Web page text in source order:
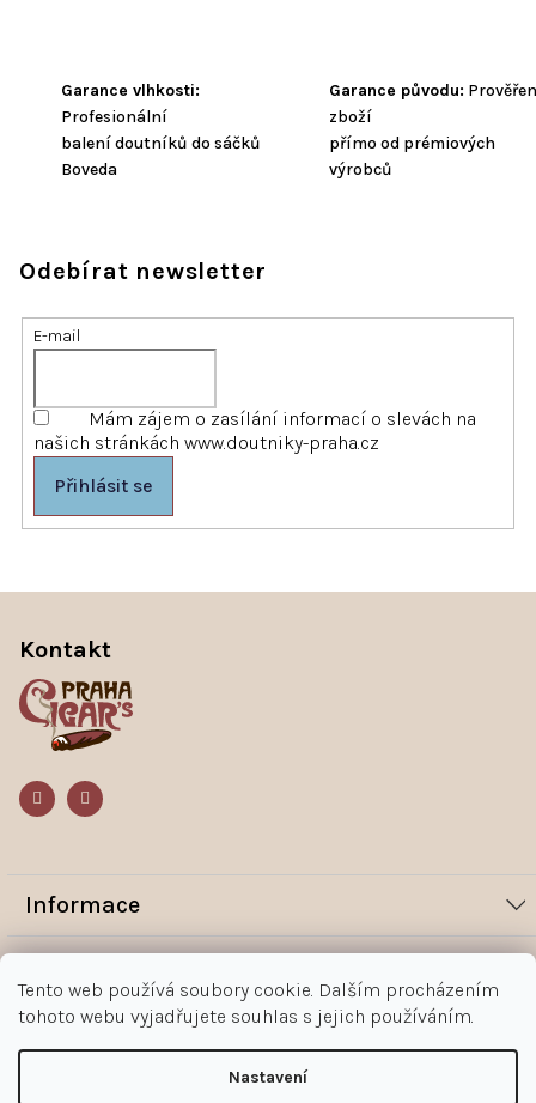
Tento web používá soubory cookie. Dalším procházením
tohoto webu vyjadřujete souhlas s jejich používáním.
Nastavení
Garance vlhkosti:
Profesionální
balení doutníků do sáčků
Boveda
Garance původu:
zboží
přímo od prémiových
výrobců
Odebírat newsletter
E-mail
Mám zájem o zasílání informací o slevách na
našich stránkách www.doutniky-praha.cz
Přihlásit se
Informace
Novinky
Magazín
Jak nakupovat
Obchodní podmínky
Kontakt
Kontakt